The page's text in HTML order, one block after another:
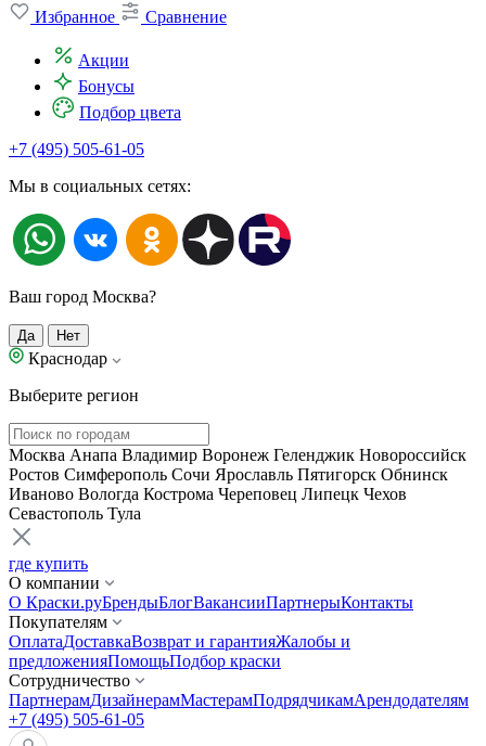
Избранное
Сравнение
Акции
Бонусы
Подбор цвета
+7 (495) 505-61-05
Мы в социальных сетях:
Ваш город Москва?
Да Нет
Краснодар
Выберите регион
Москва Анапа Владимир Воронеж Геленджик Новороссийск
Ростов Симферополь Сочи Ярославль Пятигорск Обнинск
Иваново Вологда Кострома Череповец Липецк Чехов
Севастополь Тула
где купить
О компании
О Краски.руБрендыБлогВакансииПартнерыКонтакты
Покупателям
ОплатаДоставкаВозврат и гарантияЖалобы и
предложенияПомощьПодбор краски
Сотрудничество
ПартнерамДизайнерамМастерамПодрядчикамАрендодателям
+7 (495) 505-61-05